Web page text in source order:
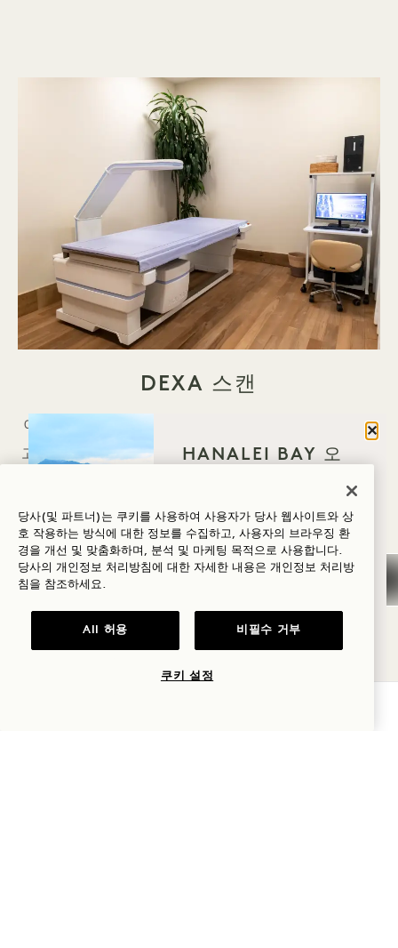
DEXA 스캔
이 비침습적 10분 스캔은 근육, 체지방, 골밀도, 그리
고 대사 건강과 장수의 핵심 지표인 내장 지방을 포함
한 신체에 대한 상세한 정보를 제공합니다. 의학적 체
중 감량 프로그램을 진행 중이거나 고려하고 계신다
면, 이 분석은 근육량 유지를 모니터링하는 데 필수적
입니다. 매년 실시하는 DEXA 스캔과 VO2max 검사
인 측정치를 결합하여 전반적인 건강 상태를 가장 명
확하게 파악할 수 있습니다.
닫기
HANALEI BAY 오
웰니스
골프
로맨스
당사(및 파트너)는 쿠키를 사용하여 사용자가 당사 웹사이트와 상
호 작용하는 방식에 대한 정보를 수집하고, 사용자의 브라우징 환
경을 개선 및 맞춤화하며, 분석 및 마케팅 목적으로 사용합니다.
당사의 개인정보 처리방침에 대한 자세한 내용은 개인정보 처리방
침을 참조하세요.
All 허용 비필수 거부
쿠키 설정